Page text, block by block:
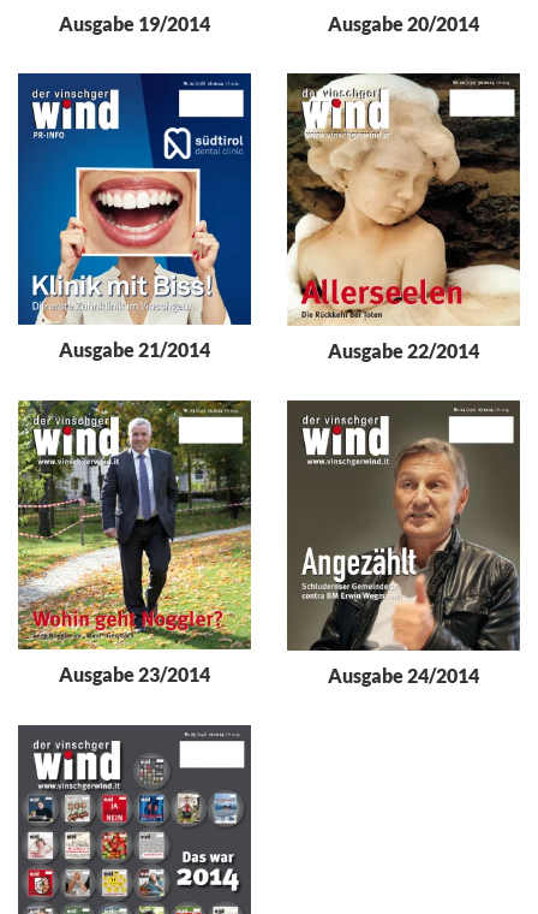
Ausgabe 19/2014 Ausgabe 20/2014
Ausgabe 21/2014 Ausgabe 22/2014
Ausgabe 23/2014 Ausgabe 24/2014